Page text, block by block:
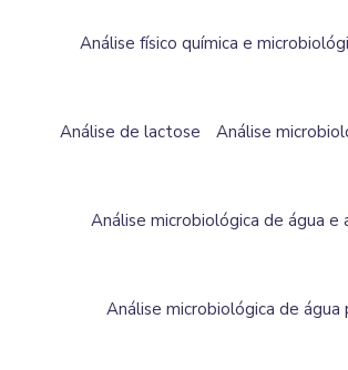
Análise físico química e
Análise de lactose Análise
Análise microbiológica de água e
Análise microbiológica de